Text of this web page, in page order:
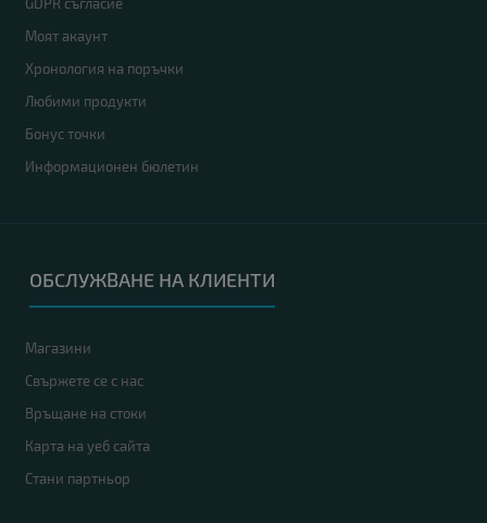
Моят акаунт
Хронология на поръчки
Любими продукти
Бонус точки
Информационен бюлетин
ОБСЛУЖВАНЕ НА КЛИЕНТИ
Магазини
Свържете се с нас
Връщане на стоки
Карта на уеб сайта
Стани партньор